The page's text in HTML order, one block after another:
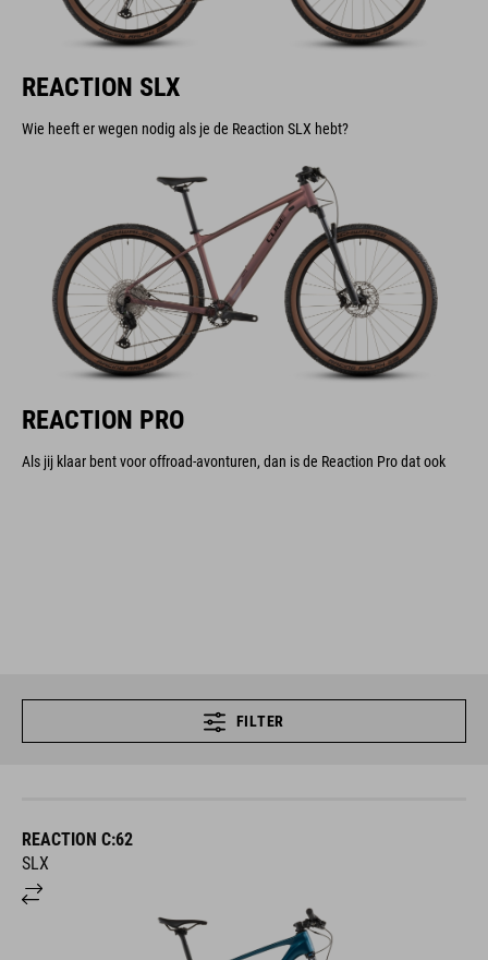
REACTION SLX
Wie heeft er wegen nodig als je de Reaction SLX hebt?
REACTION PRO
Als jij klaar bent voor offroad-avonturen, dan is de Reaction Pro dat ook
FILTER
REACTION C:62
SLX